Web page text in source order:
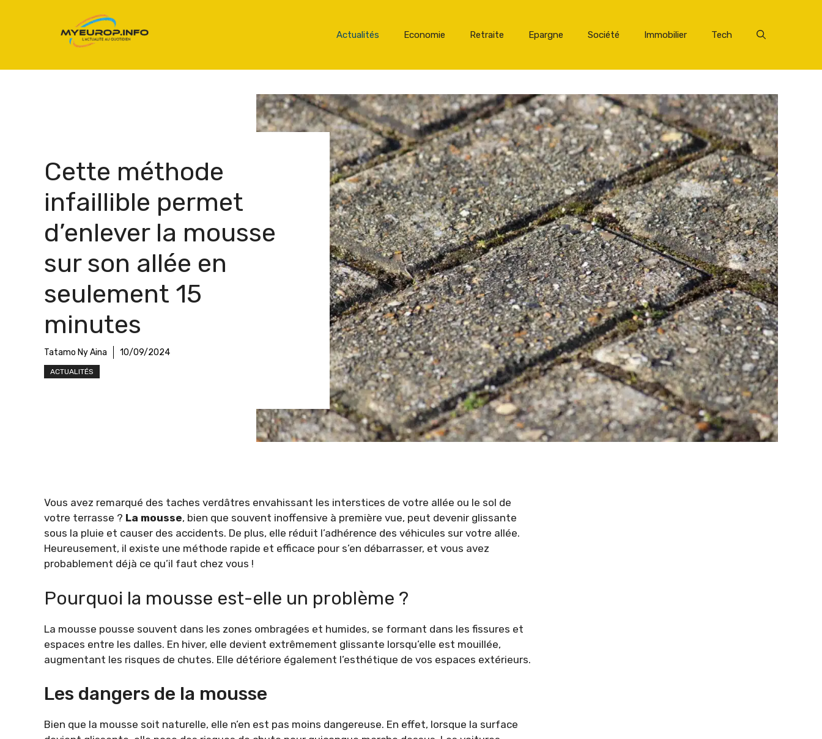
Actualités Economie Retraite Epargne Société Immobilier Tech
Cette méthode
infaillible permet
d’enlever la mousse
sur son allée en
seulement 15
minutes
Tatamo Ny Aina 10/09/2024
ACTUALITÉS
Vous avez remarqué des taches verdâtres envahissant les interstices de votre allée ou le sol de
votre terrasse ? La mousse, bien que souvent inoffensive à première vue, peut devenir glissante
sous la pluie et causer des accidents. De plus, elle réduit l’adhérence des véhicules sur votre allée.
Heureusement, il existe une méthode rapide et efficace pour s’en débarrasser, et vous avez
probablement déjà ce qu’il faut chez vous !
Pourquoi la mousse est-elle un problème ?
La mousse pousse souvent dans les zones ombragées et humides, se formant dans les fissures et
espaces entre les dalles. En hiver, elle devient extrêmement glissante lorsqu’elle est mouillée,
augmentant les risques de chutes. Elle détériore également l’esthétique de vos espaces extérieurs.
Les dangers de la mousse
Bien que la mousse soit naturelle, elle n’en est pas moins dangereuse. En effet, lorsque la surface